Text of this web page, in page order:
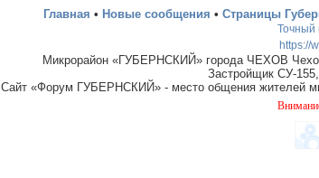
Главная • Новые сообщения • Страницы
Точный
https://
Микрорайон «ГУБЕРНСКИЙ» города ЧЕХОВ
Застройщик СУ-
Сайт «Форум ГУБЕРНСКИЙ» - место общения жителей
Внимание! В